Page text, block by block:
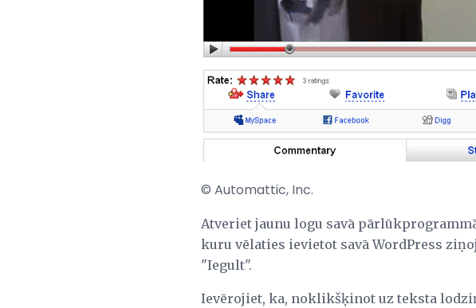
© Automattic, Inc.
Atveriet jaunu logu savā
kuru vēlaties ievietot savā WordPress
"Iegult".
Ievērojiet, ka, noklikšķinot uz teksta